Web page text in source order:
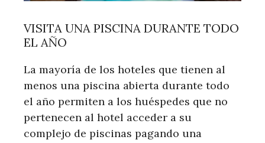
VISITA UNA PISCINA DURANTE TODO
EL AÑO
La mayoría de los hoteles que tienen al
menos una piscina abierta durante todo
el año permiten a los huéspedes que no
pertenecen al hotel acceder a su
complejo de piscinas pagando una